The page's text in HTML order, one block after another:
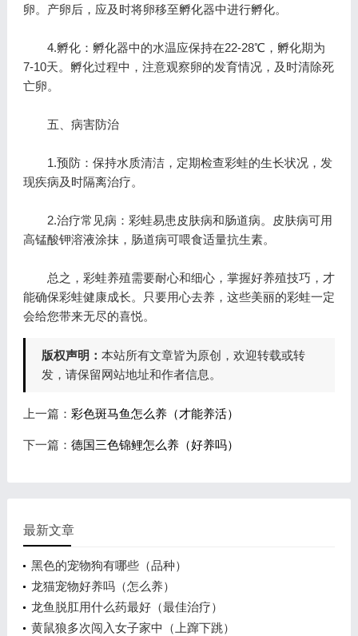
卵。产卵后，应及时将卵移至孵化器中进行孵化。
4.孵化：孵化器中的水温应保持在22-28℃，孵化期为
7-10天。孵化过程中，注意观察卵的发育情况，及时清除死
亡卵。
五、病害防治
1.预防：保持水质清洁，定期检查彩蛙的生长状况，发
现疾病及时隔离治疗。
2.治疗常见病：彩蛙易患皮肤病和肠道病。皮肤病可用
高锰酸钾溶液涂抹，肠道病可喂食适量抗生素。
总之，彩蛙养殖需要耐心和细心，掌握好养殖技巧，才
能确保彩蛙健康成长。只要用心去养，这些美丽的彩蛙一定
会给您带来无尽的喜悦。
版权声明： 本站所有文章皆为原创，欢迎转载或转
发，请保留网站地址和作者信息。
上一篇： 彩色斑马鱼怎么养（才能养活）
下一篇： 德国三色锦鲤怎么养（好养吗）
最新文章
黑色的宠物狗有哪些（品种）
龙猫宠物好养吗（怎么养）
龙鱼脱肛用什么药最好（最佳治疗）
黄鼠狼多次闯入女子家中（上蹿下跳）